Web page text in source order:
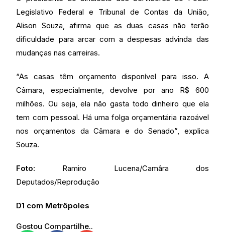
Legislativo Federal e Tribunal de Contas da União,
Alison Souza, afirma que as duas casas não terão
dificuldade para arcar com a despesas advinda das
mudanças nas carreiras.
“As casas têm orçamento disponível para isso. A
Câmara, especialmente, devolve por ano R$ 600
milhões. Ou seja, ela não gasta todo dinheiro que ela
tem com pessoal. Há uma folga orçamentária razoável
nos orçamentos da Câmara e do Senado”, explica
Souza.
Foto: Ramiro Lucena/Camâra dos
Deputados/Reprodução
D1 com Metrôpoles
Gostou Compartilhe..